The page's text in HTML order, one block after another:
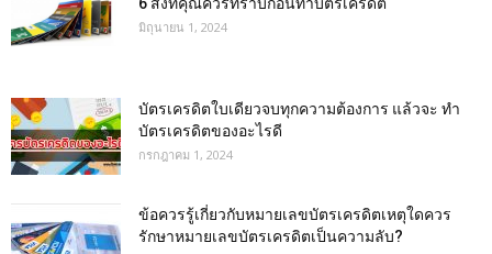
มิถุนายน 1, 2024
บัตรเครดิตใบเดียวจบทุกความต้องการ แล้วจะ ทำ
บัตรเครดิตของอะไรดี
กรกฎาคม 1, 2024
ข้อควรรู้เกี่ยวกับหมายเลขบัตรเครดิตเหตุใดควร
รักษาหมายเลขบัตรเครดิตเป็นความลับ?